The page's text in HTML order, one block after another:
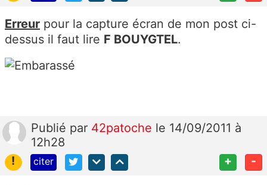
Erreur pour la capture écran de mon post ci-
dessus il faut lire F BOUYGTEL.
Publié par 42patoche le 14/09/2011 à
12h28
!
citer + -